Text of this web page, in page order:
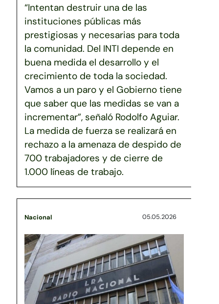
“Intentan destruir una de las
instituciones públicas más
prestigiosas y necesarias para toda
la comunidad. Del INTI depende en
buena medida el desarrollo y el
crecimiento de toda la sociedad.
Vamos a un paro y el Gobierno tiene
que saber que las medidas se van a
incrementar”, señaló Rodolfo Aguiar.
La medida de fuerza se realizará en
rechazo a la amenaza de despido de
700 trabajadores y de cierre de
1.000 líneas de trabajo.
Nacional 05.05.2026